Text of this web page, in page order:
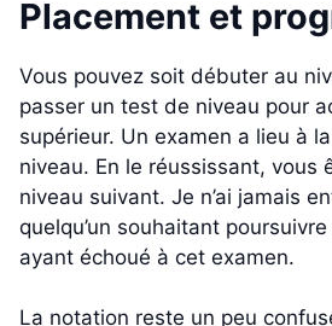
Placement et
Vous pouvez soit débuter au
passer un test de niveau pour
supérieur. Un examen a lieu à
niveau. En le réussissant, vous
niveau suivant. Je n’ai jamais
quelqu’un souhaitant
ayant échoué à cet examen.
La notation reste un peu